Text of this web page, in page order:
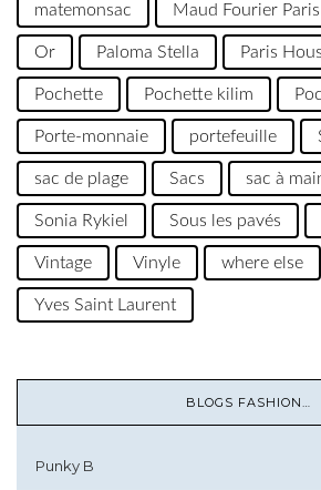
matemonsac Maud Fourier Paris
Or Paloma Stella Paris
Pochette Pochette kilim
Porte-monnaie portefeuille
sac de plage Sacs sac à
Sonia Rykiel Sous les pavés
Vintage Vinyle where else
Yves Saint Laurent
BLOGS FASHION…
Punky B